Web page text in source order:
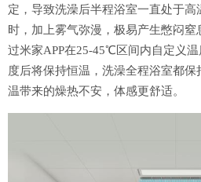
定，导致洗澡后半程浴室一直处于高
时，加上雾气弥漫，极易产生憋闷窒
过米家APP在25-45℃区间内自定义
度后将保持恒温，洗澡全程浴室都
温带来的燥热不安，体感更舒适。